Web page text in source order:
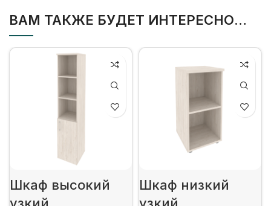
ВАМ ТАКЖЕ БУДЕТ ИНТЕРЕСНО…
Шкаф высокий
Шкаф низкий